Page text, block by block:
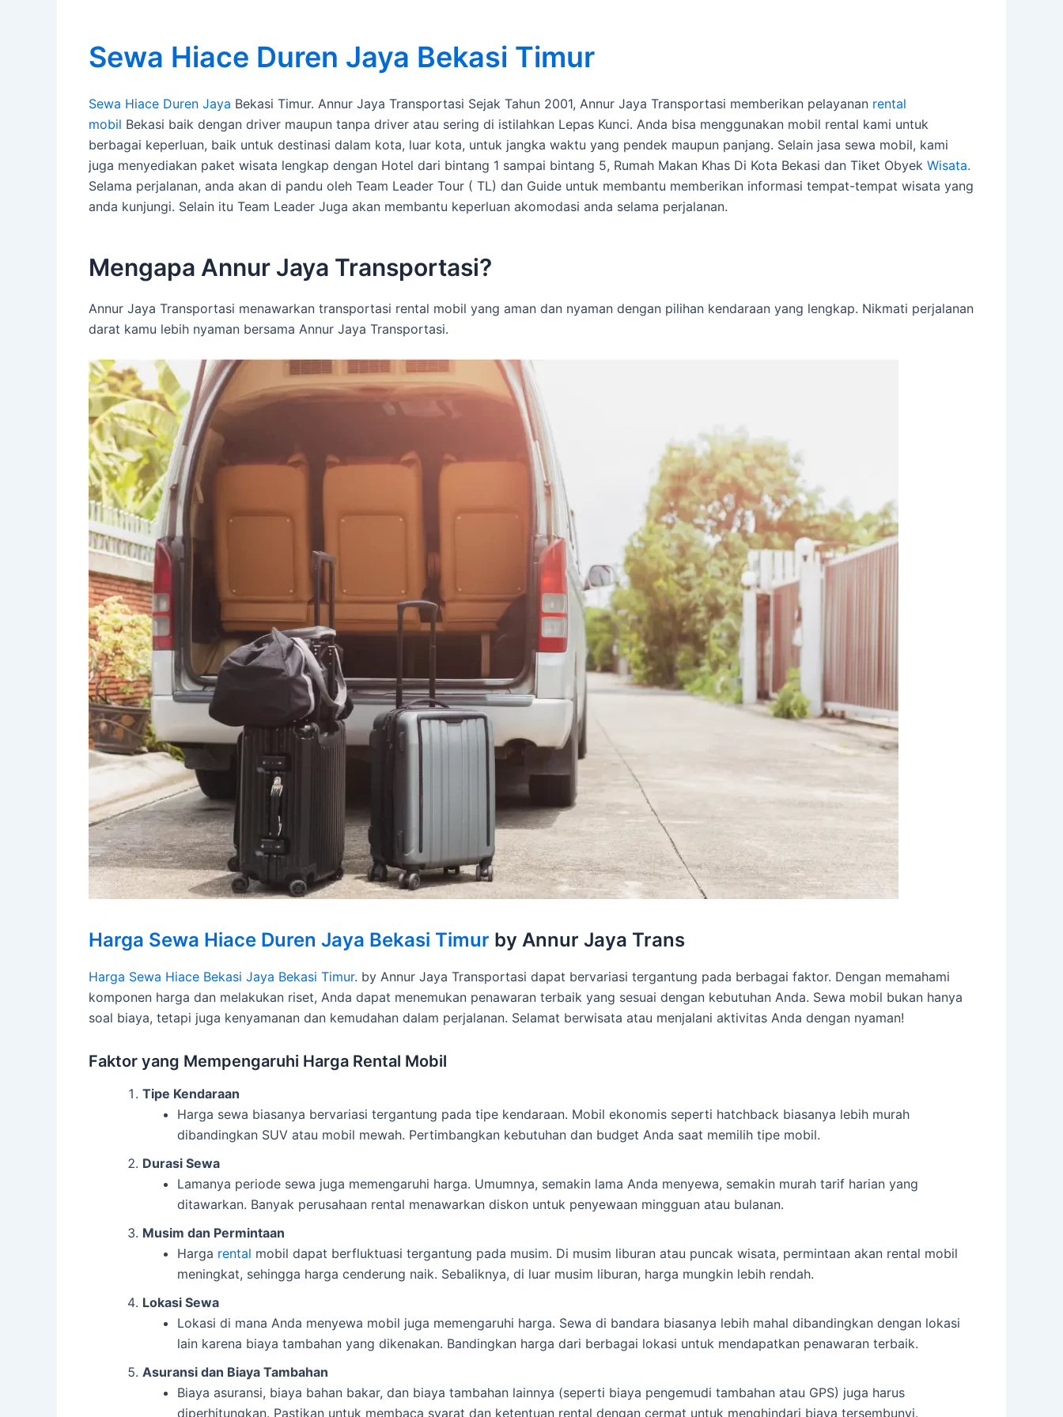
Sewa Hiace Duren Jaya Bekasi Timur
Sewa Hiace Duren Jaya Bekasi Timur. Annur Jaya Transportasi Sejak Tahun 2001, Annur Jaya Transportasi memberikan pelayanan rental
mobil Bekasi baik dengan driver maupun tanpa driver atau sering di istilahkan Lepas Kunci. Anda bisa menggunakan mobil rental kami untuk
berbagai keperluan, baik untuk destinasi dalam kota, luar kota, untuk jangka waktu yang pendek maupun panjang. Selain jasa sewa mobil, kami
juga menyediakan paket wisata lengkap dengan Hotel dari bintang 1 sampai bintang 5, Rumah Makan Khas Di Kota Bekasi dan Tiket Obyek Wisata.
Selama perjalanan, anda akan di pandu oleh Team Leader Tour ( TL) dan Guide untuk membantu memberikan informasi tempat-tempat wisata yang
anda kunjungi. Selain itu Team Leader Juga akan membantu keperluan akomodasi anda selama perjalanan.
Mengapa Annur Jaya Transportasi?
Annur Jaya Transportasi menawarkan transportasi rental mobil yang aman dan nyaman dengan pilihan kendaraan yang lengkap. Nikmati perjalanan
darat kamu lebih nyaman bersama Annur Jaya Transportasi.
Harga Sewa Hiace Duren Jaya Bekasi Timur by Annur Jaya Trans
Harga Sewa Hiace Bekasi Jaya Bekasi Timur. by Annur Jaya Transportasi dapat bervariasi tergantung pada berbagai faktor. Dengan memahami
komponen harga dan melakukan riset, Anda dapat menemukan penawaran terbaik yang sesuai dengan kebutuhan Anda. Sewa mobil bukan hanya
soal biaya, tetapi juga kenyamanan dan kemudahan dalam perjalanan. Selamat berwisata atau menjalani aktivitas Anda dengan nyaman!
Faktor yang Mempengaruhi Harga Rental Mobil
Tipe Kendaraan
Harga sewa biasanya bervariasi tergantung pada tipe kendaraan. Mobil ekonomis seperti hatchback biasanya lebih murah
dibandingkan SUV atau mobil mewah. Pertimbangkan kebutuhan dan budget Anda saat memilih tipe mobil.
Durasi Sewa
Lamanya periode sewa juga memengaruhi harga. Umumnya, semakin lama Anda menyewa, semakin murah tarif harian yang
ditawarkan. Banyak perusahaan rental menawarkan diskon untuk penyewaan mingguan atau bulanan.
Musim dan Permintaan
Harga rental mobil dapat berfluktuasi tergantung pada musim. Di musim liburan atau puncak wisata, permintaan akan rental mobil
meningkat, sehingga harga cenderung naik. Sebaliknya, di luar musim liburan, harga mungkin lebih rendah.
Lokasi Sewa
Lokasi di mana Anda menyewa mobil juga memengaruhi harga. Sewa di bandara biasanya lebih mahal dibandingkan dengan lokasi
lain karena biaya tambahan yang dikenakan. Bandingkan harga dari berbagai lokasi untuk mendapatkan penawaran terbaik.
Asuransi dan Biaya Tambahan
Biaya asuransi, biaya bahan bakar, dan biaya tambahan lainnya (seperti biaya pengemudi tambahan atau GPS) juga harus
diperhitungkan. Pastikan untuk membaca syarat dan ketentuan rental dengan cermat untuk menghindari biaya tersembunyi.